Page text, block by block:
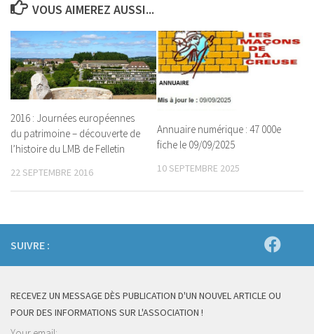
VOUS AIMEREZ AUSSI...
2016 : Journées européennes
du patrimoine – découverte de
l’histoire du LMB de Felletin
22 SEPTEMBRE 2016
Annuaire numérique : 47 000e
fiche le 09/09/2025
10 SEPTEMBRE 2025
SUIVRE :
RECEVEZ UN MESSAGE DÈS PUBLICATION D'UN NOUVEL ARTICLE OU
POUR DES INFORMATIONS SUR L'ASSOCIATION !